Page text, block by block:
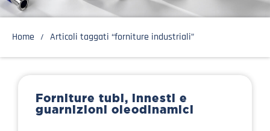
Home Articoli taggati “forniture industriali”
Forniture tubi, innesti e
guarnizioni oleodinamici